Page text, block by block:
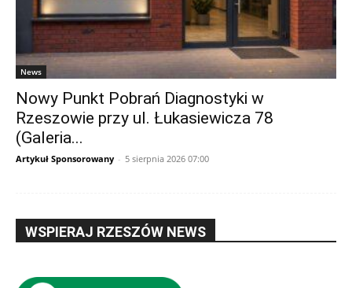
News
Nowy Punkt Pobrań Diagnostyki w
Rzeszowie przy ul. Łukasiewicza 78
(Galeria...
Artykuł Sponsorowany - 5 sierpnia 2026 07:00
WSPIERAJ RZESZÓW NEWS